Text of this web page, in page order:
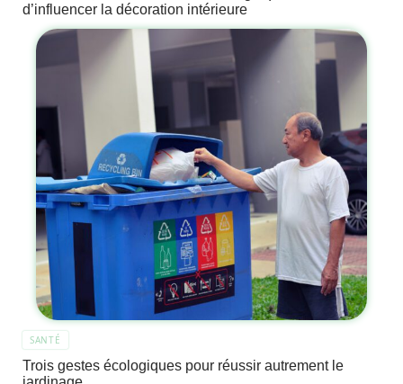
d’influencer la décoration intérieure
SANTÉ
Trois gestes écologiques pour réussir autrement le